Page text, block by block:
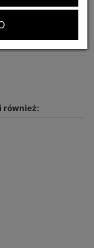
hodowców
również: